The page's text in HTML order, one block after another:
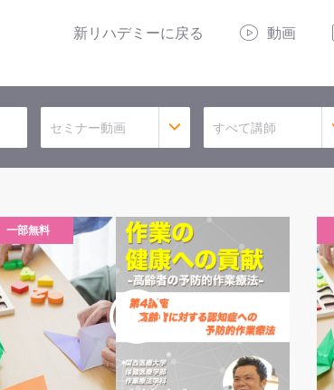
新リハデミーに戻る 動画
セミナー動画 すべて講師
一部無料